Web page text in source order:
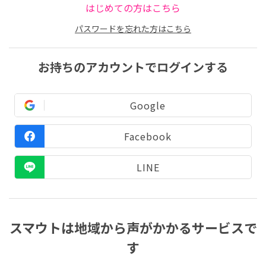
はじめての方はこちら
パスワードを忘れた方はこちら
お持ちのアカウントでログインする
Google
Facebook
LINE
スマウトは地域から声がかかるサービスで
す